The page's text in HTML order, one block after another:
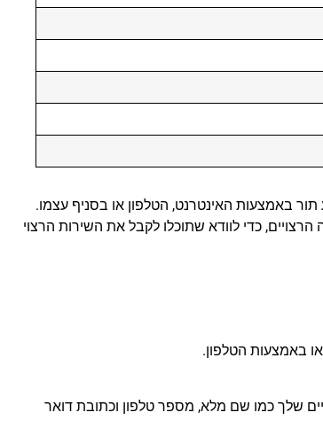
תור באמצעות האינטרנט, הטלפון או בסניף עצמו.
כדי לוודא שתוכלו לקבל את השירות הרצוי
באמצעות הטלפון.
שלך כמו שם מלא, מספר טלפון וכתובת דואר